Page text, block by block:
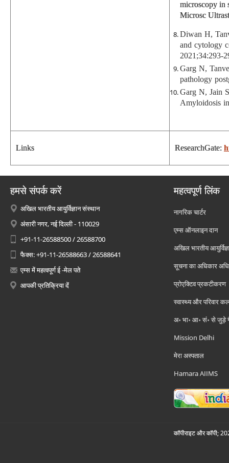
microscopy in
Microsc
Diwan H,
and cytology
2021;34:293-
Garg N,
pathology
Garg N, Jain
Amyloidosis
Links ResearchGate:
हमसे संपर्क करें
अखिल भारतीय आयुर्विज्ञान संस्थान
अंसारी नगर, नई दिल्ली - 110029
+91-11-26588500 / 26588700
फैक्स: +91-11-26588663 / 26588641
एम्स में महत्वपूर्ण ई -मेल पते
आपकी प्रतिक्रिया दें
महत्वपूर्ण लिंक
नागरिक चार्टर
एम्स ऑनलाइन दान
अखिल भारतीय
सूचना का अधिकार
प्रोएक्टिव प्रकटीकरण
स्वास्थ्य और परिवार
अ॰ भा॰ आ॰ सं॰ से जुड़े
Mission Delhi
मेरा अस्पताल
Hamara AIIMS
कॉपीराइट और कॉपी;